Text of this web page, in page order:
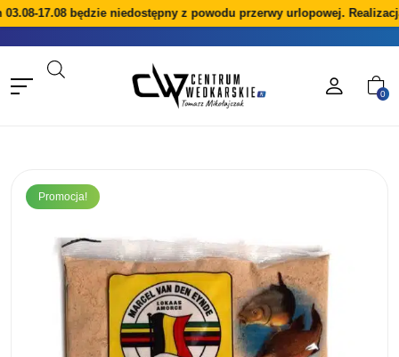
17.08 będzie niedostępny z powodu przerwy urlopowej. Realizacja
0
Promocja!